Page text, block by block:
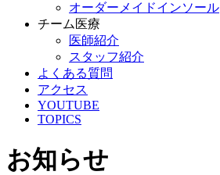
オーダーメイドインソール
チーム医療
医師紹介
スタッフ紹介
よくある質問
アクセス
YOUTUBE
TOPICS
お知らせ